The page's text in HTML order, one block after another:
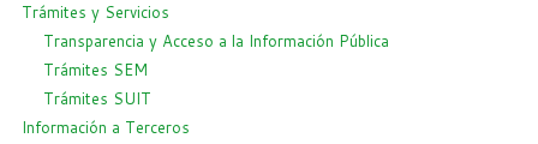
Trámites y Servicios
Transparencia y Acceso a la Información Pública
Trámites SEM
Trámites SUIT
Información a Terceros